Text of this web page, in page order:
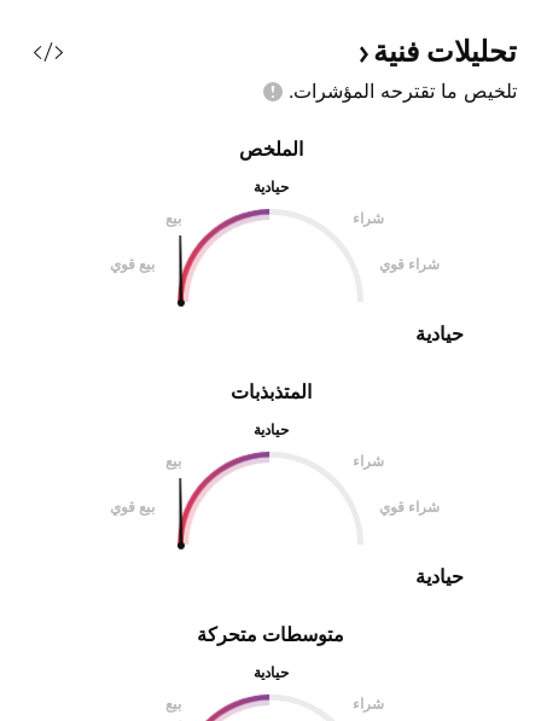
تحليلات فنية
تلخيص ما تقترحه المؤشرات.
المتذبذبات
حيادية
بيع
شراء
بيع قوي شراء قوي
حيادية
الملخص
حيادية
بيع
شراء
بيع قوي شراء قوي
حيادية
متوسطات متحركة
حيادية
بيع
شراء